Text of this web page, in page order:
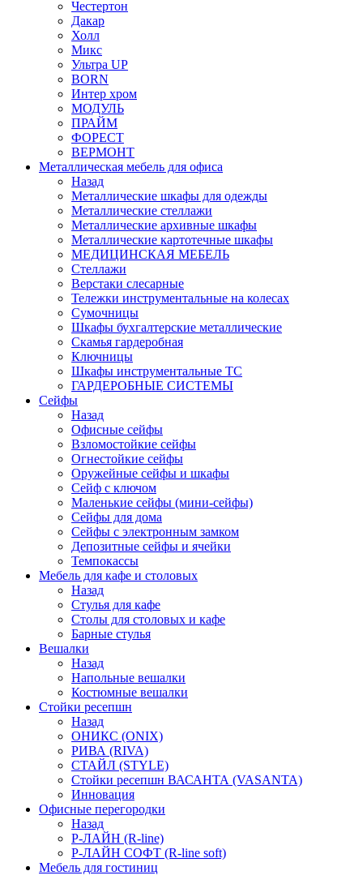
Честертон
Дакар
Холл
Микс
Ультра UP
BORN
Интер хром
МОДУЛЬ
ПРАЙМ
ФОРЕСТ
ВЕРМОНТ
Металлическая мебель для офиса
Назад
Металлические шкафы для одежды
Металлические стеллажи
Металлические архивные шкафы
Металлические картотечные шкафы
МЕДИЦИНСКАЯ МЕБЕЛЬ
Стеллажи
Верстаки слесарные
Тележки инструментальные на колесах
Сумочницы
Шкафы бухгалтерские металлические
Скамья гардеробная
Ключницы
Шкафы инструментальные ТС
ГАРДЕРОБНЫЕ СИСТЕМЫ
Сейфы
Назад
Офисные сейфы
Взломостойкие сейфы
Огнестойкие сейфы
Оружейные сейфы и шкафы
Сейф с ключом
Маленькие сейфы (мини-сейфы)
Сейфы для дома
Сейфы с электронным замком
Депозитные сейфы и ячейки
Темпокассы
Мебель для кафе и столовых
Назад
Стулья для кафе
Столы для столовых и кафе
Барные стулья
Вешалки
Назад
Напольные вешалки
Костюмные вешалки
Стойки ресепшн
Назад
ОНИКС (ONIX)
РИВА (RIVA)
СТАЙЛ (STYLE)
Стойки ресепшн ВАСАНТА (VASANTA)
Инновация
Офисные перегородки
Назад
Р-ЛАЙН (R-line)
Р-ЛАЙН СОФТ (R-line soft)
Мебель для гостиниц